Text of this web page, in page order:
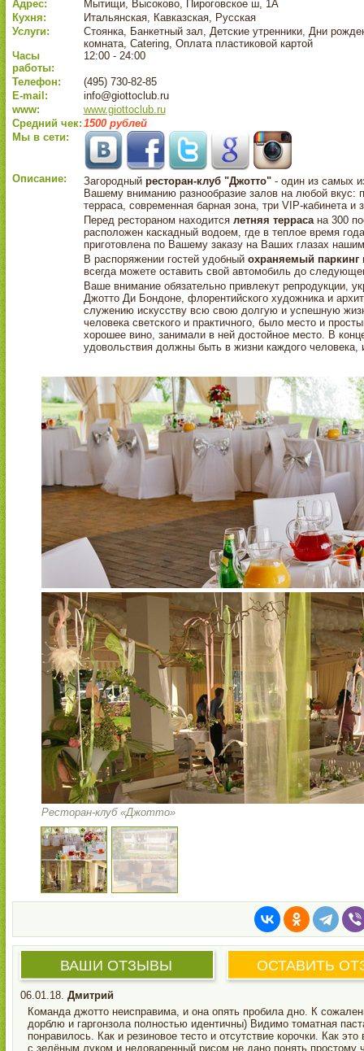
Адрес:
Мытищи, Высоково, Пироговское ш, 1А
Кухня:
Итальянская, Кавказская, Русская
Услуги:
Стоянка, Банкетный зал, Детские утренники, Дни
комната, Catering, Оплата пластиковой картой
Часы
работы:
12:00 - 24:00
Телефон:
(495) 730-82-85
E-mail:
info@giottoclub.ru
www:
www.giottoclub.ru
Средний чек: 1500 рублей
Мы в сети:
Описание: Загородный ресторан-клуб "Джотто"- один из самых
Вашему вниманию разнообразие залов на любой вкус:
терраса, современная барная зона, три VIP-кабинета и
Перед рестораном находится летняя террасана 300
расположен каскадный водоем, где в теплое время
приготовлена по Вашему заказу на Ваших глазах
В распоряжении гостей удобный охраняемый
всегда можете оставить свой автомобиль до
Ваше внимание обязательно привлекут репродукции,
Джотто Ди Бондоне, флорентийского художника и
служению искусству всю свою долгую и успешную
человека светского и практичного, было место и
хорошее вино, занимали в ней достойное место. В
удовольствия должны быть в жизни каждого человека,
Ресторан-клуб «Джотто»
ВАШИ ОТЗЫВЫ ОСТАВИТЬ
06.01.18. Дмитрий
Команда джотто неисправима, и она опять пробила дно. К
дорблю и гаргонзола полностью идентичны) Видимо томатная
понравилось. Как и резиновое тесто и отсутствие корочки. Как
с зелёным луком и недоваренный рисом не дано понять простому